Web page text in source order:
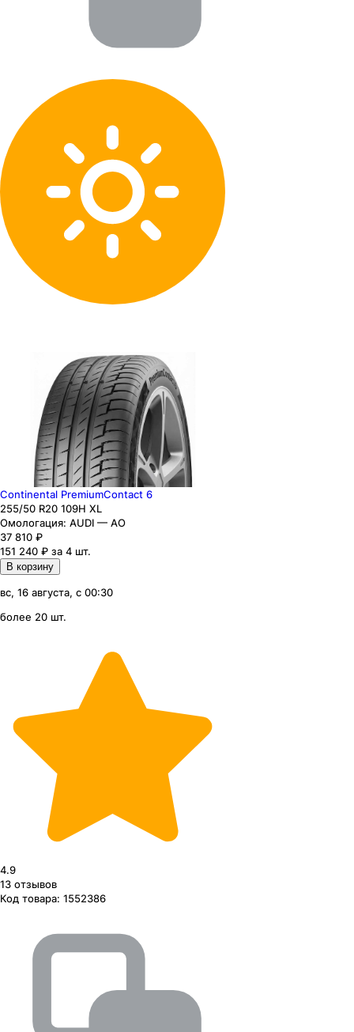
Continental PremiumContact 6
255/50 R20 109H XL
Омологация: AUDI — AO
37 810 ₽
151 240 ₽ за 4 шт.
В корзину
вс, 16 августа, с 00:30
более 20 шт.
4.9
13 отзывов
Код товара: 1552386